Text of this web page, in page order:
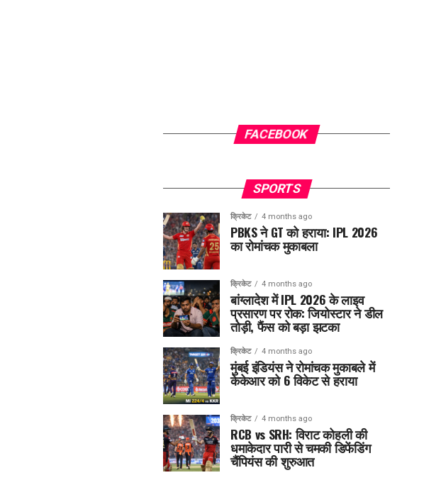
FACEBOOK
SPORTS
क्रिकेट 4 months ago
PBKS ने GT को हराया: IPL 2026
का रोमांचक मुकाबला
क्रिकेट 4 months ago
बांग्लादेश में IPL 2026 के लाइव
प्रसारण पर रोक: जियोस्टार ने डील
तोड़ी, फैंस को बड़ा झटका
क्रिकेट 4 months ago
मुंबई इंडियंस ने रोमांचक मुकाबले में
केकेआर को 6 विकेट से हराया
क्रिकेट 4 months ago
RCB vs SRH: विराट कोहली की
धमाकेदार पारी से चमकी डिफेंडिंग
चैंपियंस की शुरुआत